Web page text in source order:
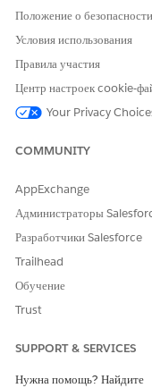
Положение о безопасности
Условия использования
Правила участия
Центр настроек cookie-
Your Privacy
COMMUNITY
AppExchange
Администраторы
Разработчики Salesforce
Trailhead
Обучение
Trust
SUPPORT & SERVICES
Нужна помощь? Найдите